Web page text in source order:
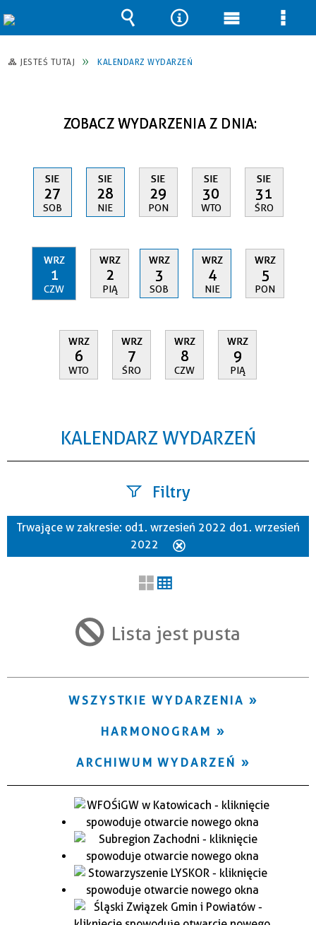
JESTEŚ TUTAJ KALENDARZ WYDARZEŃ
ZOBACZ WYDARZENIA Z DNIA:
SIE
27
SOB
SIE
28
NIE
SIE
29
PON
SIE
30
WTO
SIE
31
ŚRO
WRZ
1
CZW
WRZ
2
PIĄ
WRZ
3
SOB
WRZ
4
NIE
WRZ
5
PON
WRZ
6
WTO
WRZ
7
ŚRO
WRZ
8
CZW
WRZ
9
PIĄ
KALENDARZ WYDARZEŃ
Filtry
Szukana fraza
Trwające w zakresie
Trwające w zakresie: od 1. wrzesień 2022 do 1. wrzesień
2022
Lista jest pusta
WSZYSTKIE WYDARZENIA
HARMONOGRAM
ARCHIWUM WYDARZEŃ
Wyszukiwarka
Narzędzia
Menu Menu